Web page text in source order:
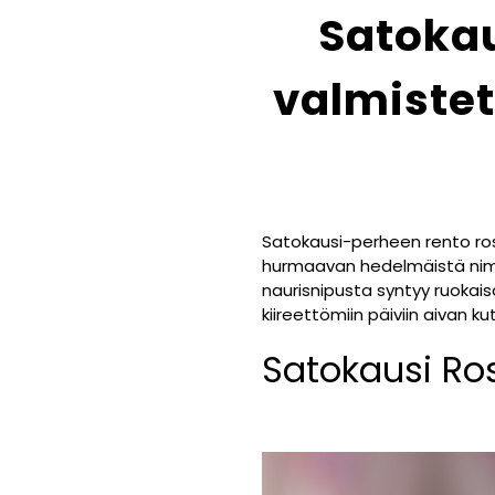
Satokausi-perheen rento
hurmaavan hedelmäistä
naurisnipusta syntyy
kiireettömiin päiviin aivan
Satokausi